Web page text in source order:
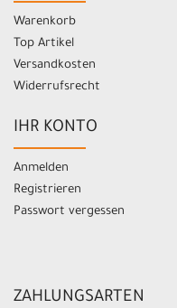
Warenkorb
Top Artikel
Versandkosten
Widerrufsrecht
IHR KONTO
Anmelden
Registrieren
Passwort vergessen
ZAHLUNGSARTEN